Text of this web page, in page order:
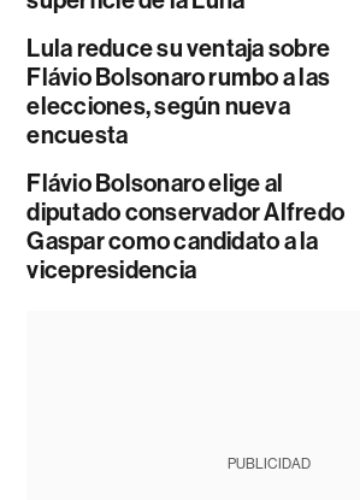
Lula reduce su ventaja sobre
Flávio Bolsonaro rumbo a las
elecciones, según nueva
encuesta
Flávio Bolsonaro elige al
diputado conservador Alfredo
Gaspar como candidato a la
vicepresidencia
PUBLICIDAD